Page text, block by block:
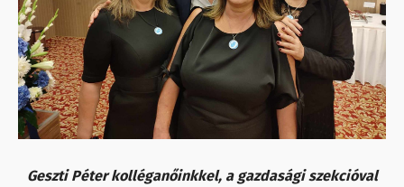
Geszti Péter kolléganőinkkel, a gazdasági szekcióval